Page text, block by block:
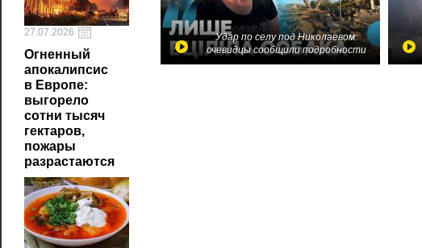
27.07.2026
Огненный
апокалипсис
в Европе:
выгорело
сотни тысяч
гектаров,
пожары
разрастаются
Удар по селу под Николаевом:
очевидцы сообщили подробности